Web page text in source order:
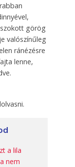
görög
valószínűleg
ránézésre
lenne,
a lila
nem